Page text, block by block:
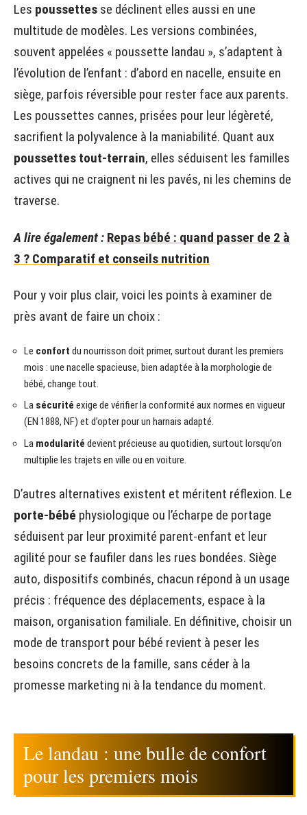
Les poussettes se déclinent elles aussi en une
multitude de modèles. Les versions combinées,
souvent appelées « poussette landau », s’adaptent à
l’évolution de l’enfant : d’abord en nacelle, ensuite en
siège, parfois réversible pour rester face aux parents.
Les poussettes cannes, prisées pour leur légèreté,
sacrifient la polyvalence à la maniabilité. Quant aux
poussettes tout-terrain, elles séduisent les familles
actives qui ne craignent ni les pavés, ni les chemins de
traverse.
A lire également : Repas bébé : quand passer de 2 à
3 ? Comparatif et conseils nutrition
Pour y voir plus clair, voici les points à examiner de
près avant de faire un choix :
Le confort du nourrisson doit primer, surtout durant les premiers
mois : une nacelle spacieuse, bien adaptée à la morphologie de
bébé, change tout.
La sécurité exige de vérifier la conformité aux normes en vigueur
(EN 1888, NF) et d’opter pour un harnais adapté.
La modularité devient précieuse au quotidien, surtout lorsqu’on
multiplie les trajets en ville ou en voiture.
D’autres alternatives existent et méritent réflexion. Le
porte-bébé physiologique ou l’écharpe de portage
séduisent par leur proximité parent-enfant et leur
agilité pour se faufiler dans les rues bondées. Siège
auto, dispositifs combinés, chacun répond à un usage
précis : fréquence des déplacements, espace à la
maison, organisation familiale. En définitive, choisir un
mode de transport pour bébé revient à peser les
besoins concrets de la famille, sans céder à la
promesse marketing ni à la tendance du moment.
Le landau : une bulle de confort
pour les premiers mois